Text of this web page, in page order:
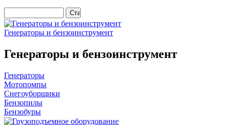
Генераторы и бензоинструмент
Генераторы и бензоинструмент
Генераторы
Мотопомпы
Снегоуборщики
Бензопилы
Бензобуры